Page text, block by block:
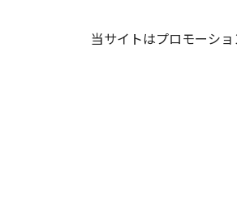
当サイトはプロモーシ